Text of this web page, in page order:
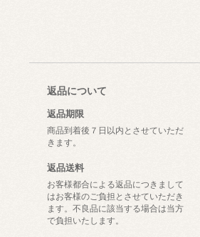
返品について
返品期限
商品到着後７日以内とさせていただ
きます。
返品送料
お客様都合による返品につきまして
はお客様のご負担とさせていただき
ます。不良品に該当する場合は当方
で負担いたします。